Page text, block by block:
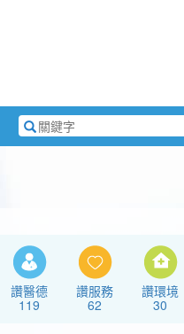
搜
尋
讚醫德
119
讚服務
62
讚環境
30